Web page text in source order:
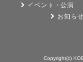
イベント・公演
お知らせ
Copyright(c)